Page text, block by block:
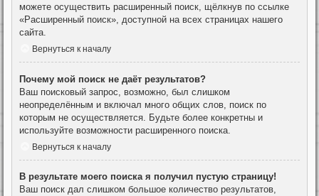
можете осуществить расширенный поиск, щёлкнув по ссылке
«Расширенный поиск», доступной на всех страницах нашего
сайта.
Вернуться к началу
Почему мой поиск не даёт результатов?
Ваш поисковый запрос, возможно, был слишком
неопределённым и включал много общих слов, поиск по
которым не осуществляется. Будьте более конкретны и
используйте возможности расширенного поиска.
Вернуться к началу
В результате моего поиска я получил пустую страницу!
Ваш поиск дал слишком большое количество результатов,